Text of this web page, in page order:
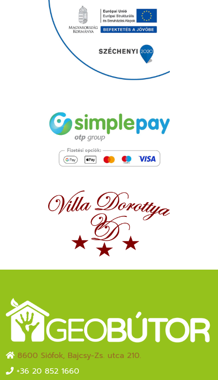
8600 Siófok, Bajcsy-Zs. utca 210.
+36 20 852 1660